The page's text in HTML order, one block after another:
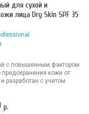
для сухой и
лица Dry Skin SPF 35
с повышенным фактором
кожи от
разработан с учетом
р.